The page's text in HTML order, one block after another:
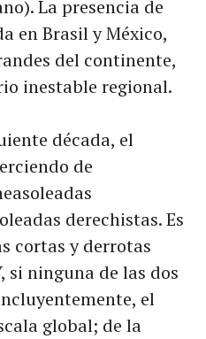
La presencia de
en Brasil y México,
del continente,
inestable regional.
década, el
de
derechistas. Es
cortas y derrotas
si ninguna de las dos
el
global; de la